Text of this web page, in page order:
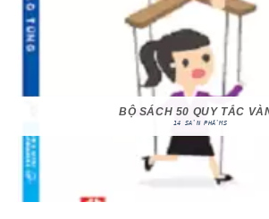
BỘ SÁCH 50 QUY TẮC
14 SẢN PHẨMS